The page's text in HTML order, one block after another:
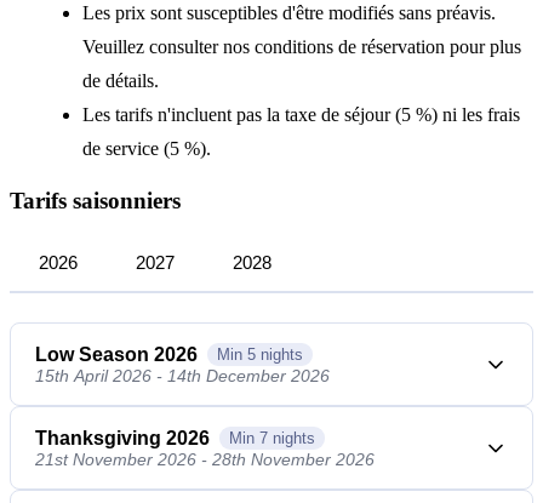
Les prix sont susceptibles d'être modifiés sans préavis.
Veuillez consulter nos conditions de réservation pour plus
de détails.
Les tarifs n'incluent pas la taxe de séjour (5 %) ni les frais
de service (5 %).
Tarifs saisonniers
2026 2027 2028
Low Season 2026 Min 5 nights
15th April 2026 - 14th December 2026
Thanksgiving 2026 Min 7 nights
21st November 2026 - 28th November 2026